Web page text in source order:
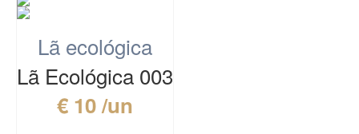
Lã ecológica
Lã Ecológica 003
€ 10 /un